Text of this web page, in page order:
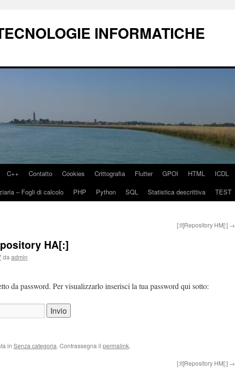
INFORMATICHE
C++ Contatto Cookies Crittografia Flutter GPOI HTML ICDL
– Fogli di calcolo PHP Python SQL Statistica descrittiva TEST
[:it]Repository HM[:] →
HA[:]
da admin
da password. Per visualizzarlo inserisci la tua password qui sotto:
in Senza categoria. Contrassegna il permalink.
[:it]Repository HM[:] →